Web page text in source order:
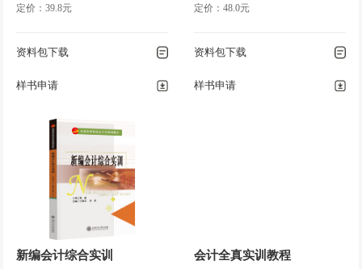
定价：39.8元
资料包下载
样书申请
定价：48.0元
资料包下载
样书申请
新编会计综合实训 会计全真实训教程